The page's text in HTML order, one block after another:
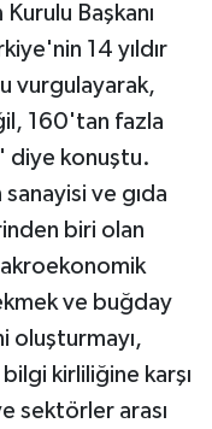
Başkanı
14 yıldır
vurgulayarak,
160'tan fazla
diye konuştu.
ve gıda
biri olan
ve buğday
oluşturmayı,
kirliliğine karşı
sektörler arası